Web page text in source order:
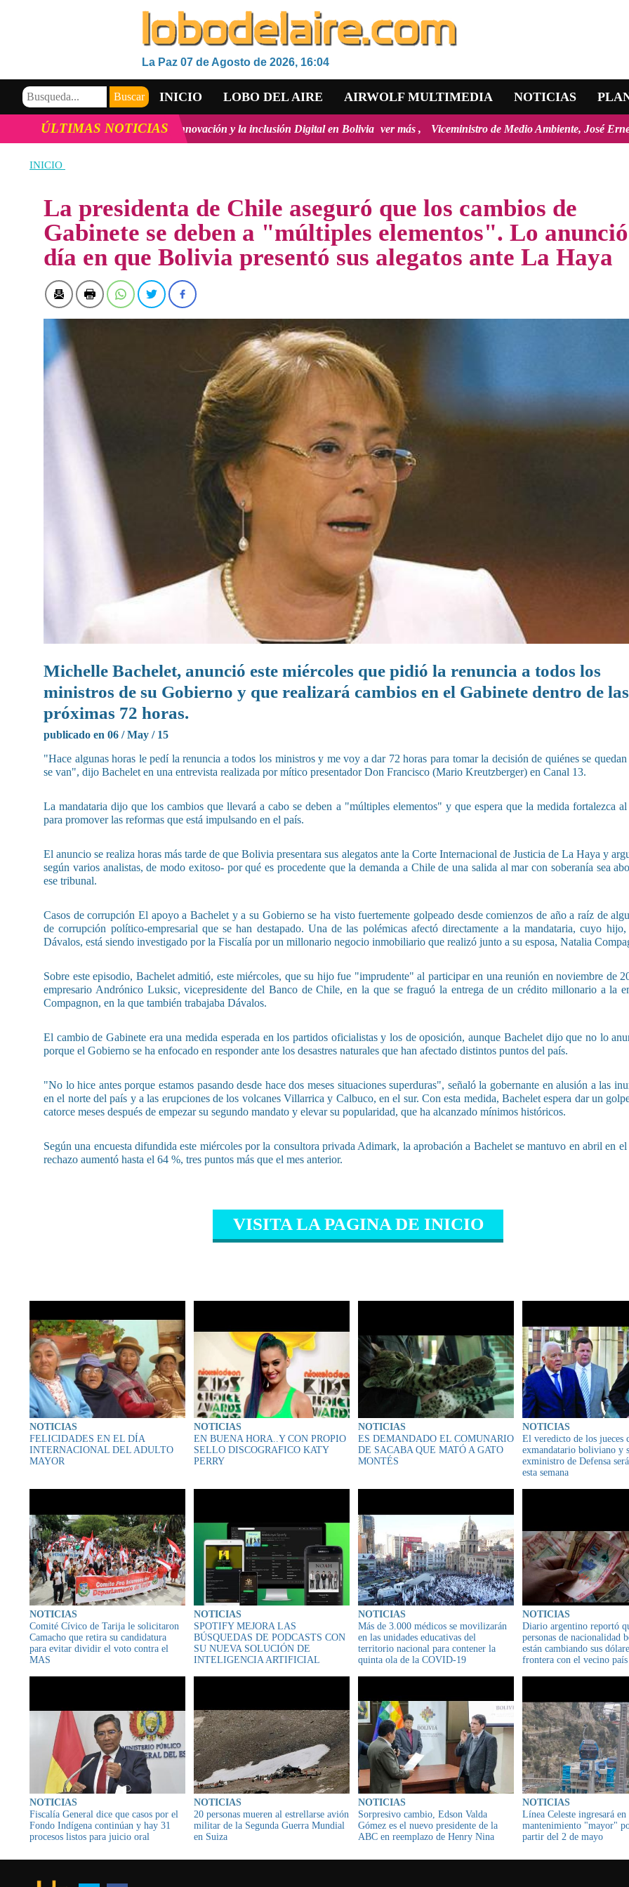
La Paz 07 de Agosto de 2026, 16:04
INICIO LOBO DEL AIRE AIRWOLF MULTIMEDIA NOTICIAS
VIDEOS
ÚLTIMAS NOTICIAS
Tecnológico, la innovación y la inclusión Digital en Bolivia ver más Viceministro de Medio Ambiente, José Ernesto Ávila: "la
INICIO
La presidenta de Chile aseguró que los cambios de
Gabinete se deben a "múltiples elementos". Lo
día en que Bolivia presentó sus alegatos ante La Haya
Michelle Bachelet, anunció este miércoles que pidió la renuncia a todos los
ministros de su Gobierno y que realizará cambios en el Gabinete dentro de las
próximas 72 horas.
publicado en 06 / May / 15
"Hace algunas horas le pedí la renuncia a todos los ministros y me voy a dar 72 horas para tomar la decisión de quiénes se
se van", dijo Bachelet en una entrevista realizada por mítico presentador Don Francisco (Mario Kreutzberger) en Canal 13.
La mandataria dijo que los cambios que llevará a cabo se deben a "múltiples elementos" y que espera que la medida fortalezca
para promover las reformas que está impulsando en el país.
El anuncio se realiza horas más tarde de que Bolivia presentara sus alegatos ante la Corte Internacional de Justicia de La Haya y
según varios analistas, de modo exitoso- por qué es procedente que la demanda a Chile de una salida al mar con soberanía sea
ese tribunal.
Casos de corrupción El apoyo a Bachelet y a su Gobierno se ha visto fuertemente golpeado desde comienzos de año a raíz de
de corrupción político-empresarial que se han destapado. Una de las polémicas afectó directamente a la mandataria, cuyo hijo,
Dávalos, está siendo investigado por la Fiscalía por un millonario negocio inmobiliario que realizó junto a su esposa, Natalia
Sobre este episodio, Bachelet admitió, este miércoles, que su hijo fue "imprudente" al participar en una reunión en noviembre de
empresario Andrónico Luksic, vicepresidente del Banco de Chile, en la que se fraguó la entrega de un crédito millonario a la
Compagnon, en la que también trabajaba Dávalos.
El cambio de Gabinete era una medida esperada en los partidos oficialistas y los de oposición, aunque Bachelet dijo que no lo
porque el Gobierno se ha enfocado en responder ante los desastres naturales que han afectado distintos puntos del país.
"No lo hice antes porque estamos pasando desde hace dos meses situaciones superduras", señaló la gobernante en alusión a las
en el norte del país y a las erupciones de los volcanes Villarrica y Calbuco, en el sur. Con esta medida, Bachelet espera dar un
catorce meses después de empezar su segundo mandato y elevar su popularidad, que ha alcanzado mínimos históricos.
Según una encuesta difundida este miércoles por la consultora privada Adimark, la aprobación a Bachelet se mantuvo en abril en
rechazo aumentó hasta el 64 %, tres puntos más que el mes anterior.
VISITA LA PAGINA DE INICIO
NOTICIAS
FELICIDADES EN EL DÍA
INTERNACIONAL DEL ADULTO
MAYOR
NOTICIAS
EN BUENA HORA..Y CON PROPIO
SELLO DISCOGRAFICO KATY
PERRY
NOTICIAS
ES DEMANDADO EL COMUNARIO
DE SACABA QUE MATÓ A GATO
MONTÉS
NOTICIAS
El veredicto de los jueces
exmandatario boliviano y
exministro de Defensa
esta semana
NOTICIAS
Comité Cívico de Tarija le solicitaron
Camacho que retira su candidatura
para evitar dividir el voto contra el
MAS
NOTICIAS
SPOTIFY MEJORA LAS
BÚSQUEDAS DE PODCASTS CON
SU NUEVA SOLUCIÓN DE
INTELIGENCIA ARTIFICIAL
NOTICIAS
Más de 3.000 médicos se movilizarán
en las unidades educativas del
territorio nacional para contener la
quinta ola de la COVID-19
NOTICIAS
Diario argentino reportó
personas de nacionalidad
están cambiando sus
frontera con el vecino país
NOTICIAS
Fiscalía General dice que casos por el
Fondo Indígena continúan y hay 31
procesos listos para juicio oral
NOTICIAS
20 personas mueren al estrellarse avión
militar de la Segunda Guerra Mundial
en Suiza
NOTICIAS
Sorpresivo cambio, Edson Valda
Gómez es el nuevo presidente de la
ABC en reemplazo de Henry Nina
NOTICIAS
Línea Celeste ingresará en
mantenimiento "mayor"
partir del 2 de mayo